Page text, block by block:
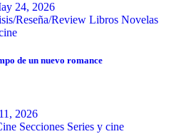
24, 2026
Reseña/Review Libros Novelas
de un nuevo romance
2026
Secciones Series y cine